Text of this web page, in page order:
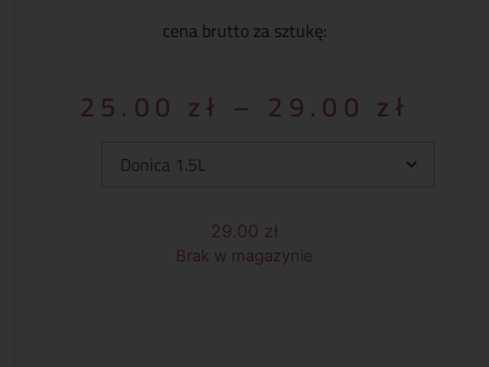
cena brutto za sztukę:
25.00 zł – 29.00 zł
29.00 zł
Brak w magazynie